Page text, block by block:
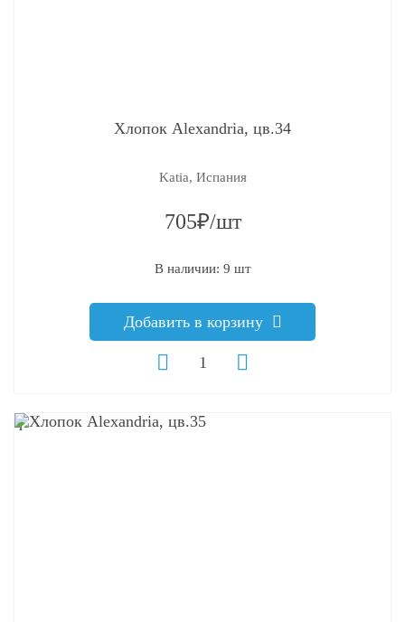
Хлопок Alexandria, цв.34
Katia, Испания
705₽/шт
В наличии: 9 шт
Добавить в корзину
q